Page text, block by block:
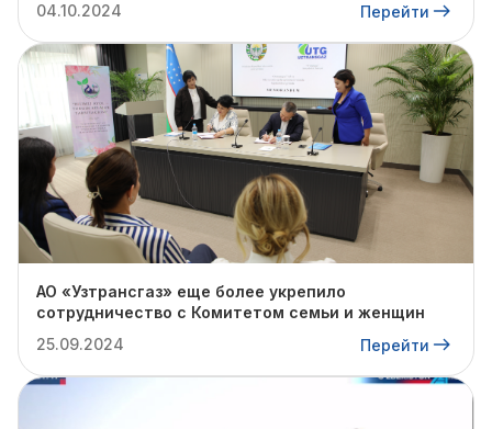
отопительному сезону.
04.10.2024 Перейти
АО «Узтрансгаз» еще более укрепило
сотрудничество с Комитетом семьи и женщин
25.09.2024
Перейти